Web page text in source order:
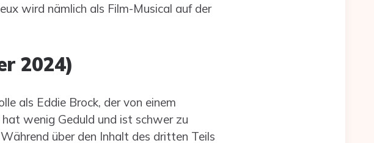
wird nämlich als Film-Musical auf der
2024)
als Eddie Brock, der von einem
wenig Geduld und ist schwer zu
über den Inhalt des dritten Teils